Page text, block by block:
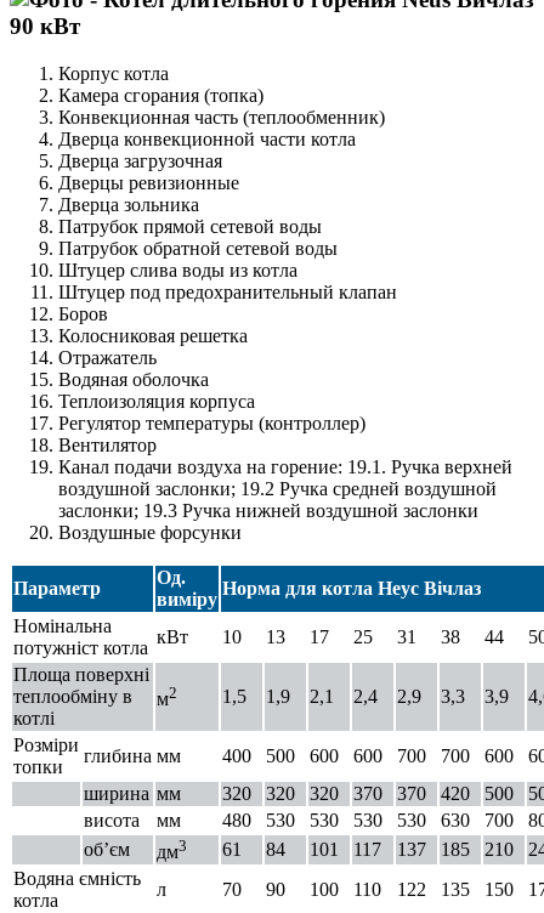
Корпус котла
Камера сгорания (топка)
Конвекционная часть (теплообменник)
Дверца конвекционной части котла
Дверца загрузочная
Дверцы ревизионные
Дверца зольника
Патрубок прямой сетевой воды
Патрубок обратной сетевой воды
Штуцер слива воды из котла
Штуцер под предохранительный клапан
Боров
Колосниковая решетка
Отражатель
Водяная оболочка
Теплоизоляция корпуса
Регулятор температуры (контроллер)
Вентилятор
Канал подачи воздуха на горение: 19.1. Ручка верхней
воздушной заслонки; 19.2 Ручка средней воздушной
заслонки; 19.3 Ручка нижней воздушной заслонки
Воздушные форсунки
Параметр
Од.
виміру
Норма для котла Неус Вічлаз
Номінальна
потужніст котла
кВт 10 13 17 25 31 38 44
Площа поверхні
теплообміну в
котлі
м2 1,5 1,9 2,1 2,4 2,9 3,3 3,9
Розміри
топки
глибина мм 400 500 600 600 700 700 600
ширина мм 320 320 320 370 370 420 500
висота
мм 480 530 530 530 530 630 700
об’єм
дм3 61 84 101 117 137 185 210
Водяна ємність
котла
л 70 90 100 110 122 135 150